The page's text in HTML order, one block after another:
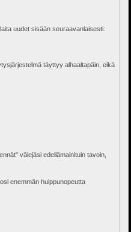
uudet sisään seuraavanlaisesti:
täyttyy alhaaltapäin, eikä
välejäsi edellämainituin tavoin,
enemmän huippunopeutta